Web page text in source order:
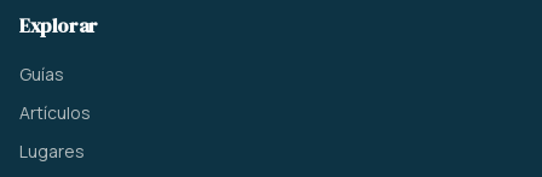
Explorar
Guías
Artículos
Lugares